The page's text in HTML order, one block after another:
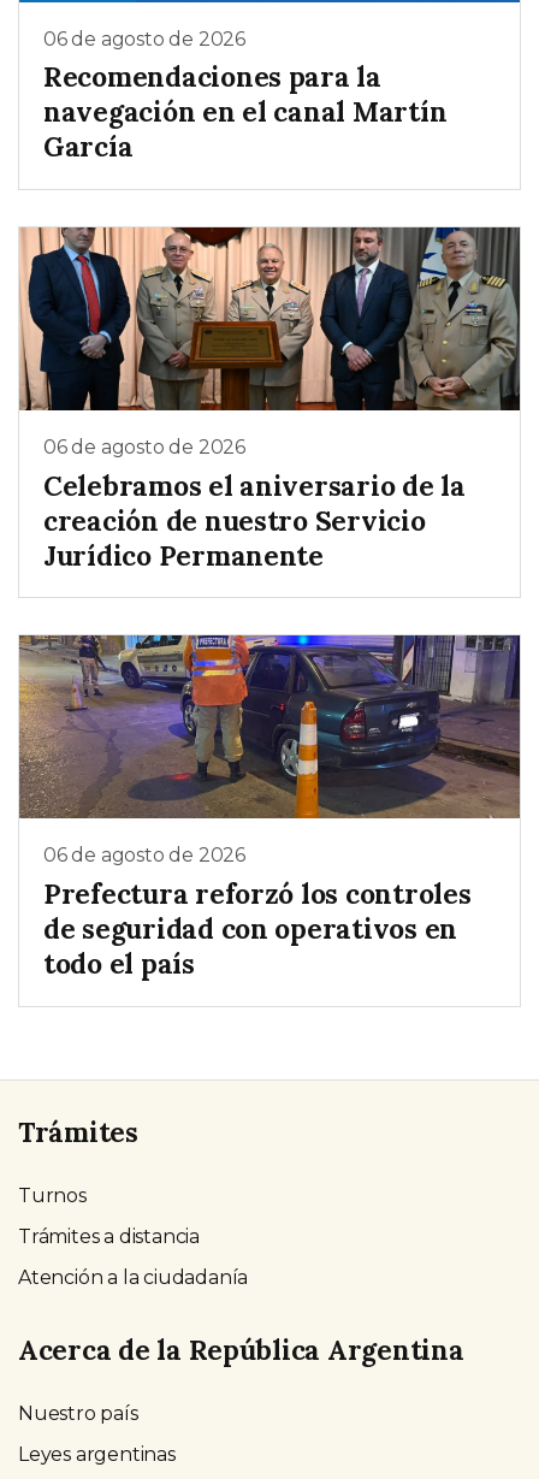
06 de agosto de 2026
Recomendaciones para la
navegación en el canal Martín
García
06 de agosto de 2026
Celebramos el aniversario de la
creación de nuestro Servicio
Jurídico Permanente
06 de agosto de 2026
Prefectura reforzó los controles
de seguridad con operativos en
todo el país
Trámites
Turnos
Trámites a distancia
Atención a la ciudadanía
Acerca de la República Argentina
Nuestro país
Leyes argentinas